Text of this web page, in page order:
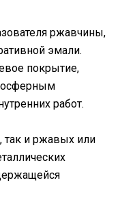
ржавчины,
эмали.
покрытие,
работ.
так и ржавых или